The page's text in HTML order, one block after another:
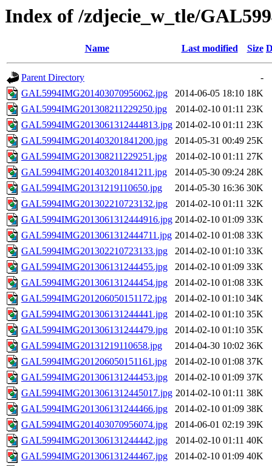
Index of /zdjecie_w_tle/
Name Last modified Size
Parent Directory
-
GAL5994IMG201403070956062.jpg
2014-06-05 18:10 18K
GAL5994IMG201308211229250.jpg
2014-02-10 01:11 23K
GAL5994IMG2013061312444813.jpg 2014-02-10 01:11 23K
GAL5994IMG201403201841200.jpg
2014-05-31 00:49 25K
GAL5994IMG201308211229251.jpg
2014-02-10 01:11 27K
GAL5994IMG201403201841211.jpg
2014-05-30 09:24 28K
GAL5994IMG20131219110650.jpg
2014-05-30 16:36 30K
GAL5994IMG201302210723132.jpg
2014-02-10 01:11 32K
GAL5994IMG2013061312444916.jpg 2014-02-10 01:09 33K
GAL5994IMG2013061312444711.jpg 2014-02-10 01:08 33K
GAL5994IMG201302210723133.jpg
2014-02-10 01:10 33K
GAL5994IMG201306131244455.jpg
2014-02-10 01:09 33K
GAL5994IMG201306131244454.jpg
2014-02-10 01:08 33K
GAL5994IMG201206050151172.jpg
2014-02-10 01:10 34K
GAL5994IMG201306131244441.jpg
2014-02-10 01:10 35K
GAL5994IMG201306131244479.jpg
2014-02-10 01:10 35K
GAL5994IMG20131219110658.jpg
2014-04-30 10:02 36K
GAL5994IMG201206050151161.jpg
2014-02-10 01:08 37K
GAL5994IMG201306131244453.jpg
2014-02-10 01:09 37K
GAL5994IMG2013061312445017.jpg 2014-02-10 01:11 38K
GAL5994IMG201306131244466.jpg
2014-02-10 01:09 38K
GAL5994IMG201403070956074.jpg
2014-06-01 02:19 39K
GAL5994IMG201306131244442.jpg
2014-02-10 01:11 40K
GAL5994IMG201306131244467.jpg
2014-02-10 01:09 40K